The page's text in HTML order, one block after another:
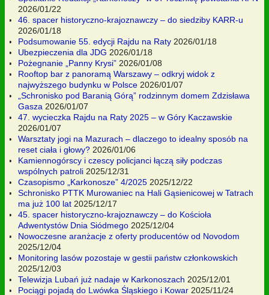
2026/01/22
46. spacer historyczno-krajoznawczy – do siedziby KARR-u
2026/01/18
Podsumowanie 55. edycji Rajdu na Raty 2026/01/18
Ubezpieczenia dla JDG 2026/01/18
Pożegnanie „Panny Krysi” 2026/01/08
Rooftop bar z panoramą Warszawy – odkryj widok z
najwyższego budynku w Polsce 2026/01/07
„Schronisko pod Baranią Górą” rodzinnym domem Zdzisława
Gasza 2026/01/07
47. wycieczka Rajdu na Raty 2025 – w Góry Kaczawskie
2026/01/07
Warsztaty jogi na Mazurach – dlaczego to idealny sposób na
reset ciała i głowy? 2026/01/06
Kamiennogórscy i czescy policjanci łączą siły podczas
wspólnych patroli 2025/12/31
Czasopismo „Karkonosze” 4/2025 2025/12/22
Schronisko PTTK Murowaniec na Hali Gąsienicowej w Tatrach
ma już 100 lat 2025/12/17
45. spacer historyczno-krajoznawczy – do Kościoła
Adwentystów Dnia Siódmego 2025/12/04
Nowoczesne aranżacje z oferty producentów od Novodom
2025/12/04
Monitoring lasów pozostaje w gestii państw członkowskich
2025/12/03
Telewizja Lubań już nadaje w Karkonoszach 2025/12/01
Pociągi pojadą do Lwówka Śląskiego i Kowar 2025/11/24